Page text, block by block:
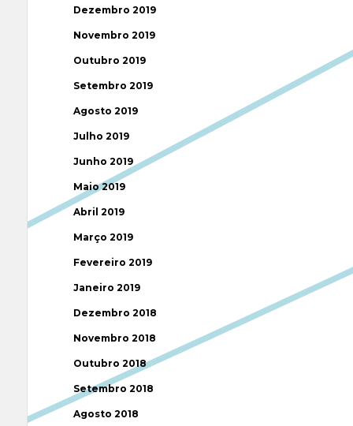
Dezembro 2019
Novembro 2019
Outubro 2019
Setembro 2019
Agosto 2019
Julho 2019
Junho 2019
Maio 2019
Abril 2019
Março 2019
Fevereiro 2019
Janeiro 2019
Dezembro 2018
Novembro 2018
Outubro 2018
Setembro 2018
Agosto 2018